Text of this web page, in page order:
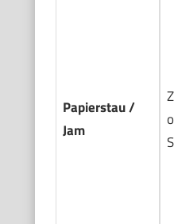
Papierstau /
Jam